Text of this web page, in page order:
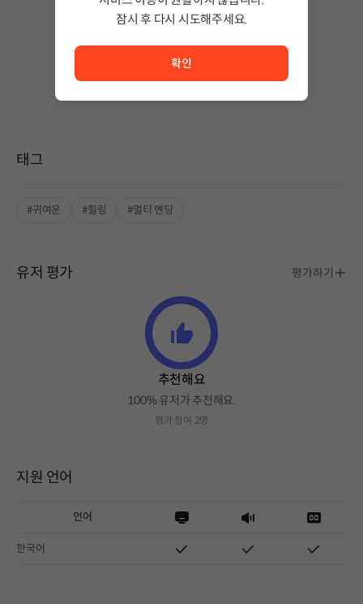
상품 이용 후 첫 번째 글을 남겨보세요!
태그
#귀여운 #힐링 #멀티 엔딩
유저 평가 평가하기
추천해요
100% 유저가 추천해요.
평가 참여 2명
지원 언어
언어
한국어
잠시 후 다시 시도해주세요.
확인